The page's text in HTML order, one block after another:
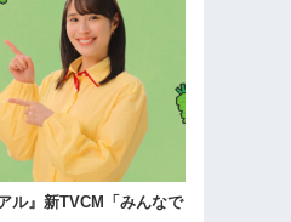
ル』新TVCM「みんなで